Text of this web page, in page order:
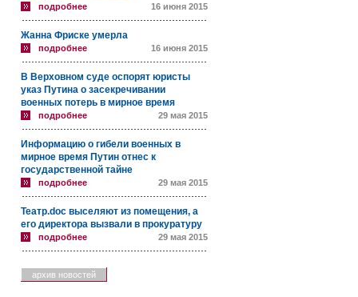
подробнее 16 июня 2015
Жанна Фриске умерла
подробнее 16 июня 2015
В Верховном суде оспорят юристы
указ Путина о засекречивании
военных потерь в мирное время
подробнее 29 мая 2015
Информацию о гибели военных в
мирное время Путин отнес к
государственной тайне
подробнее 29 мая 2015
Театр.doc выселяют из помещения, а
его директора вызвали в прокуратуру
подробнее 29 мая 2015
архив новостей